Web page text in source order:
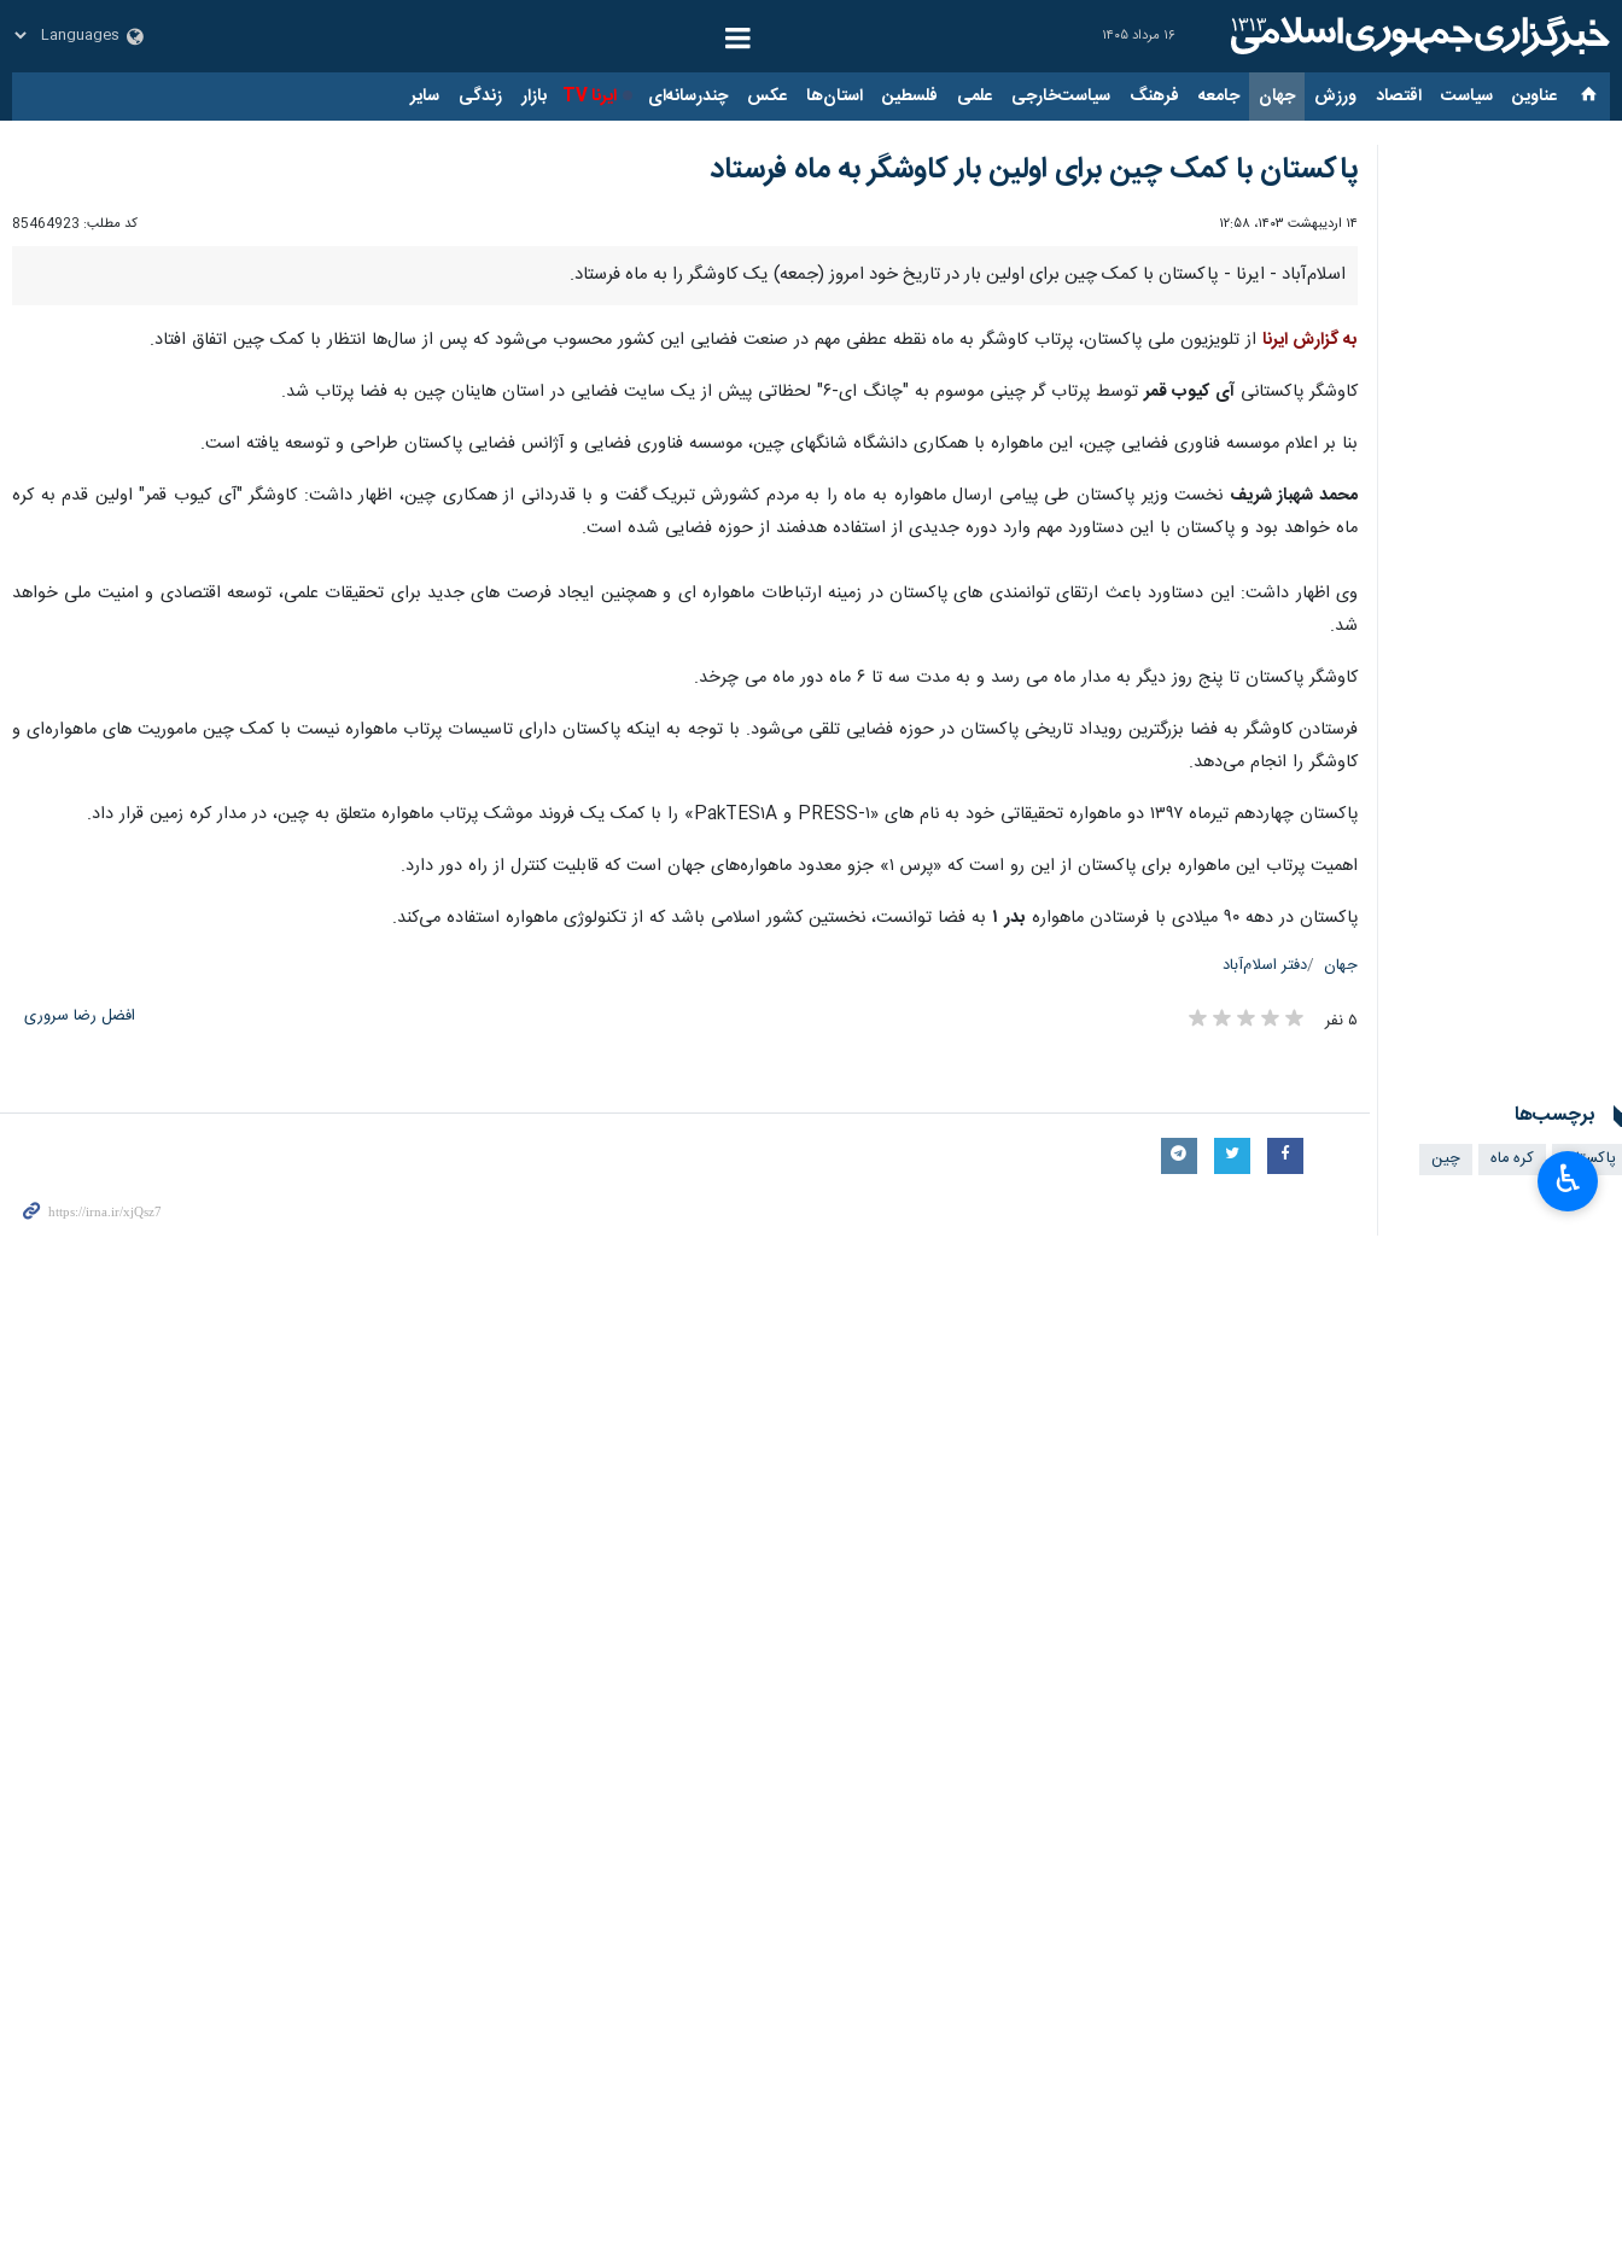
۱۶ مرداد ۱۴۰۵
عناوین‌ سیاست اقتصاد ورزش جهان جامعه فرهنگ سیاست‌خارجی علمی فلسطین استان‌ها عکس چندرسانه‌ای ایرنا TV بازار زندگی سایر
پاکستان با کمک چین برای اولین بار کاوشگر به ماه فرستاد
۱۴ اردیبهشت ۱۴۰۳، ۱۲:۵۸ کد مطلب: 85464923
اسلام‌آباد - ایرنا - پاکستان با کمک چین برای اولین بار در تاریخ خود امروز (جمعه) یک کاوشگر را به ماه فرستاد.
به گزارش ایرنا از تلویزیون ملی پاکستان، پرتاب کاوشگر به ماه نقطه عطفی مهم در صنعت فضایی این کشور محسوب می‌شود که پس از سال‌ها انتظار با کمک چین اتفاق افتاد.
کاوشگر پاکستانی آی کیوب قمرتوسط پرتاب گر چینی موسوم به "چانگ ای-۶" لحظاتی پیش از یک سایت فضایی در استان هاینان چین به فضا پرتاب شد.
بنا بر اعلام موسسه فناوری فضایی چین، این ماهواره با همکاری دانشگاه شانگهای چین، موسسه فناوری فضایی و آژانس فضایی پاکستان طراحی و توسعه یافته است.
محمد شهباز شریف نخست وزیر پاکستان طی پیامی ارسال ماهواره به ماه را به مردم کشورش تبریک گفت و با قدردانی از همکاری چین، اظهار داشت: کاوشگر "آی کیوب قمر" اولین قدم به کره
ماه خواهد بود و پاکستان با این دستاورد مهم وارد دوره جدیدی از استفاده هدفمند از حوزه فضایی شده است.
وی اظهار داشت: این دستاورد باعث ارتقای توانمندی های پاکستان در زمینه ارتباطات ماهواره ای و همچنین ایجاد فرصت های جدید برای تحقیقات علمی، توسعه اقتصادی و امنیت ملی خواهد
شد.
کاوشگر پاکستان تا پنج روز دیگر به مدار ماه می رسد و به مدت سه تا ۶ ماه دور ماه می چرخد.
فرستادن کاوشگر به فضا بزرگترین رویداد تاریخی پاکستان در حوزه فضایی تلقی می‌شود. با توجه به اینکه پاکستان دارای تاسیسات پرتاب ماهواره نیست با کمک چین ماموریت های ماهواره‌ای و
کاوشگر را انجام می‌دهد.
پاکستان چهاردهم تیرماه ۱۳۹۷ دو ماهواره تحقیقاتی خود به نام های «PRESS-۱ و PakTES۱A» را با کمک یک فروند موشک پرتاب ماهواره متعلق به چین، در مدار کره زمین قرار داد.
اهمیت پرتاب این ماهواره برای پاکستان از این رو است که «پرس ۱» جزو معدود ماهواره‌های جهان است که قابلیت کنترل از راه دور دارد.
پاکستان در دهه ۹۰ میلادی با فرستادن ماهواره
بدر ۱ به فضا توانست، نخستین کشور اسلامی باشد که از تکنولوژی ماهواره استفاده می‌کند.
جهان دفتر اسلام‌آباد
۵ نفر افضل رضا سروری
برچسب‌ها
پاکستان کره ماه چین ♿︎